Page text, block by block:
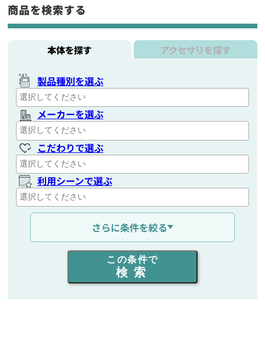
商品を検索する
本体を探す アクセサリを探す
製品種別を選ぶ
メーカーを選ぶ
こだわりで選ぶ
利用シーンで選ぶ
通信距離を選ぶ
出力を選ぶ
同時通話人数を選ぶ
さらに条件を絞る
この条件で
検索